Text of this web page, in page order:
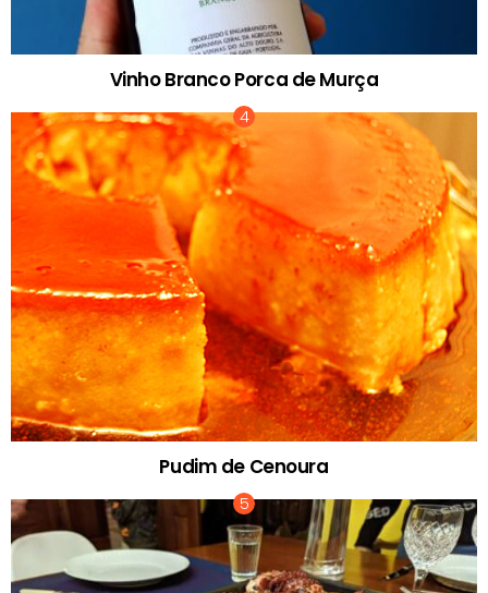
Vinho Branco Porca de Murça
Pudim de Cenoura